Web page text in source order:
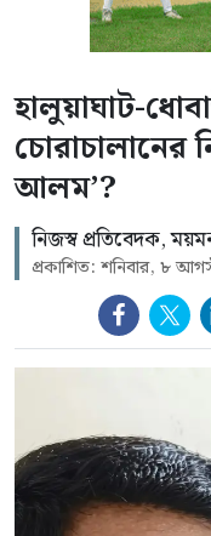
হালুয়াঘাট-
চোরাচালানের
আলম’?
নিজস্ব প্রতিবেদক,
প্রকাশিত: শনিবার, ৮